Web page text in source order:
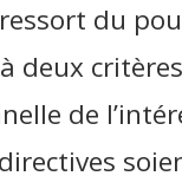
du
deux
de